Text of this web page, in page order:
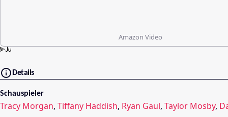
Amazon Video
Details
Schauspieler
Tracy Morgan, Tiffany Haddish, Ryan Gaul, Taylor Mosby,